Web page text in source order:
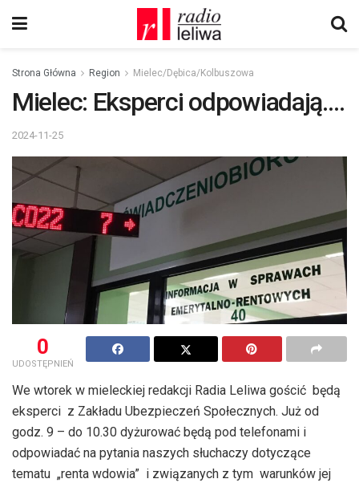
Strona Główna Region Mielec/Dębica/Kolbuszowa
Mielec: Eksperci odpowiadają….
2024-11-25
0
UDOSTĘPNIEŃ
We wtorek w mieleckiej redakcji Radia Leliwa gościć będą
eksperci z Zakładu Ubezpieczeń Społecznych. Już od
godz. 9 – do 10.30 dyżurować będą pod telefonami i
odpowiadać na pytania naszych słuchaczy dotyczące
tematu „renta wdowia” i związanych z tym warunków jej